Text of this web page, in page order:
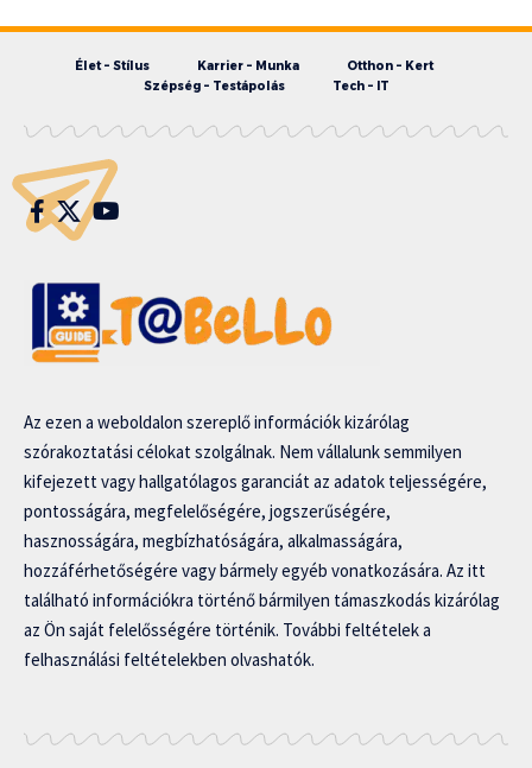
Élet – Stílus Karrier – Munka
Otthon – Kert
Szépség – Testápolás
Tech – IT
Az ezen a weboldalon szereplő információk kizárólag
szórakoztatási célokat szolgálnak. Nem vállalunk semmilyen
kifejezett vagy hallgatólagos garanciát az adatok teljességére,
pontosságára, megfelelőségére, jogszerűségére,
hasznosságára, megbízhatóságára, alkalmasságára,
hozzáférhetőségére vagy bármely egyéb vonatkozására. Az itt
található információkra történő bármilyen támaszkodás kizárólag
az Ön saját felelősségére történik. További feltételek a
felhasználási feltételekben olvashatók.